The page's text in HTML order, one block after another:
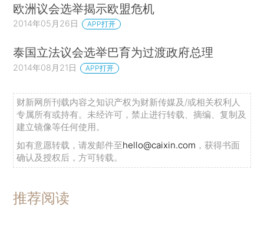
欧洲议会选举揭示欧盟危机
2014年05月26日 APP打开
泰国立法议会选举巴育为过渡政府总理
2014年08月21日 APP打开
财新网所刊载内容之知识产权为财新传媒及/或相关权利人
专属所有或持有。未经许可，禁止进行转载、摘编、复制及
建立镜像等任何使用。
如有意愿转载，请发邮件至hello@caixin.com ，获得书面
确认及授权后，方可转载。
推荐阅读